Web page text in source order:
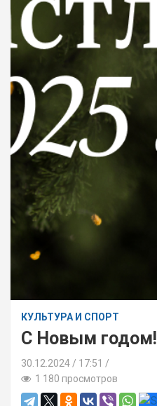
КУЛЬТУРА И СПОРТ
С Новым годом!
30.12.2024
17:51 /
1 180 просмотров